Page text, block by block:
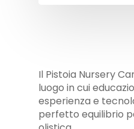
Il Pistoia Nursery
luogo in cui
esperienza e
perfetto equilibrio